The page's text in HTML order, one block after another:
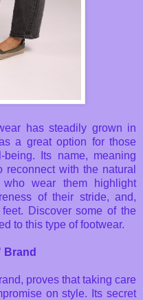
has steadily grown in
a great option for those
Its name, meaning
with the natural
wear them highlight
of their stride, and,
Discover some of the
to this type of footwear.
Brand
proves that taking care
on style. Its secret